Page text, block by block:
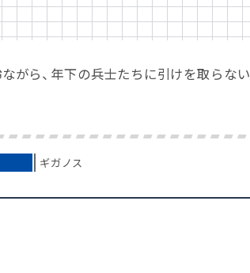
がら、年下の兵士たちに引けを取らない
ギガノス